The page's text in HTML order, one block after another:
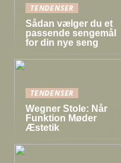
TENDENSER
Sådan vælger du et
passende sengemål
for din nye seng
TENDENSER
Wegner Stole: Når
Funktion Møder
Æstetik